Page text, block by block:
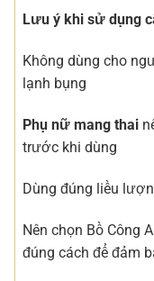
Lưu ý khi sử dụng
Không dùng cho
lạnh bụng
Phụ nữ mang thai
trước khi dùng
Dùng đúng liều
Nên chọn Bồ Công
đúng cách để đảm